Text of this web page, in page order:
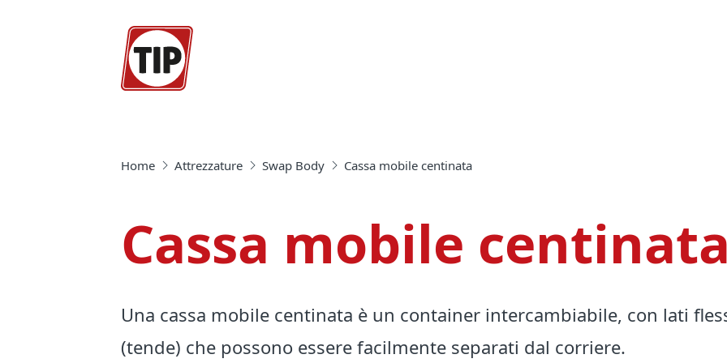
Home Attrezzature Swap Body Cassa mobile centinata
Cassa mobile centinata
Una cassa mobile centinata è un container intercambiabile, con lati
(tende) che possono essere facilmente separati dal corriere.